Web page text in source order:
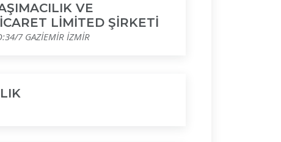
VE
LİMİTED ŞİRKETİ
7 GAZİEMİR İZMİR